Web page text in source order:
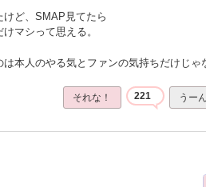
けど、SMAP見てたら
マシって思える。
本人のやる気とファンの気持ちだけじゃ
それな！ 221 うー